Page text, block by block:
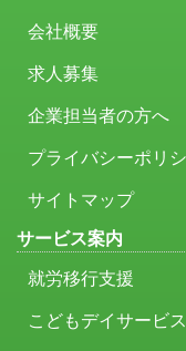
会社概要
求人募集
企業担当者の方へ
プライバシーポリ
サイトマップ
サービス案内
就労移行支援
こどもデイサービ